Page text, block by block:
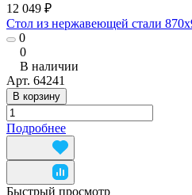
12 049 ₽
Стол из нержавеющей стали
0
0
В наличии
Арт. 64241
В корзину
Подробнее
Быстрый просмотр